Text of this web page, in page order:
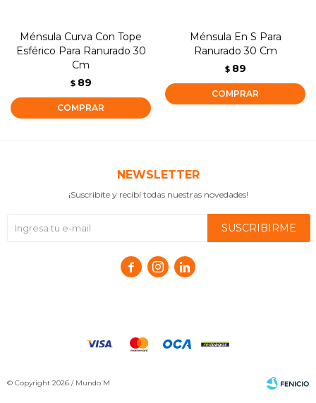
Ménsula Curva Con Tope
Esférico Para Ranurado 30
Cm
$ 89
Ménsula En S Para
Ranurado 30 Cm
$ 89
NEWSLETTER
¡Suscribite y recibí todas nuestras novedades!
SUSCRIBIRME
  
© Copyright 2026 / Mundo M